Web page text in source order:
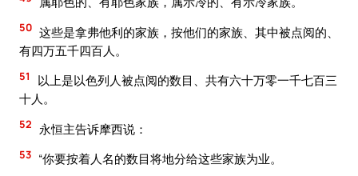
50 这些是拿弗他利的家族，按他们的家族、其中被点阅的、
有四万五千四百人。
51
以上是以色列人被点阅的数目、共有六十万零一千七百三
十人。
52 永恒主告诉摩西说：
53 “你要按着人名的数目将地分给这些家族为业。